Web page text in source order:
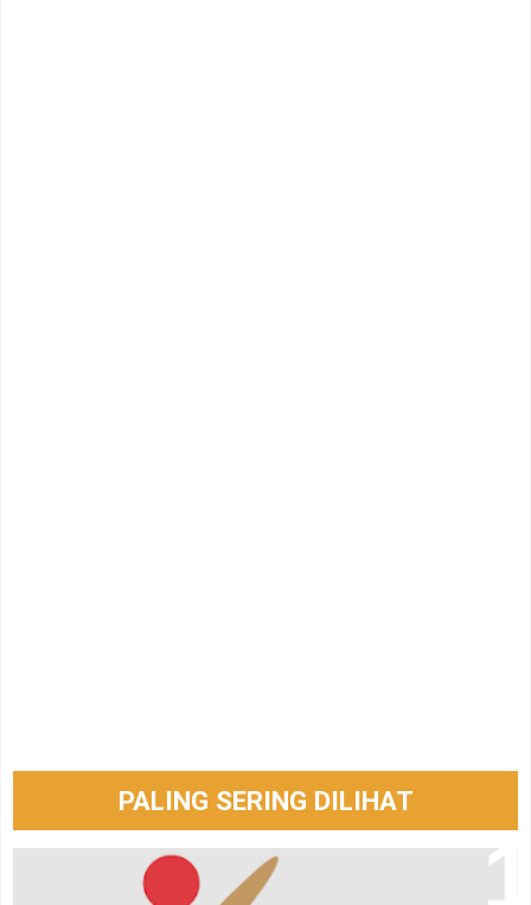
PALING SERING DILIHAT
Logo hari santri tahun 2024